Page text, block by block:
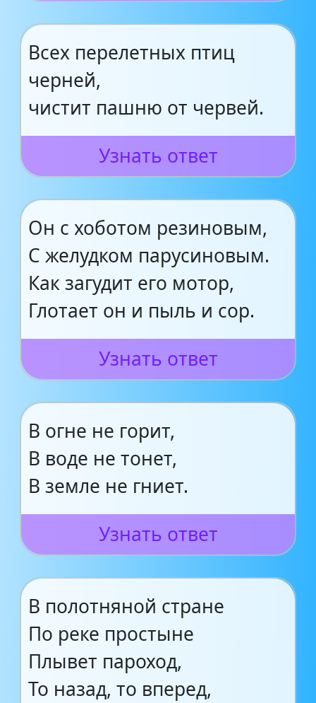
Всех перелетных птиц
черней,
чистит пашню от червей.
Узнать ответ
Он с хоботом резиновым,
С желудком парусиновым.
Как загудит его мотор,
Глотает он и пыль и сор.
Узнать ответ
В огне не горит,
В воде не тонет,
В земле не гниет.
Узнать ответ
В полотняной стране
По реке простыне
Плывет пароход,
То назад, то вперед,